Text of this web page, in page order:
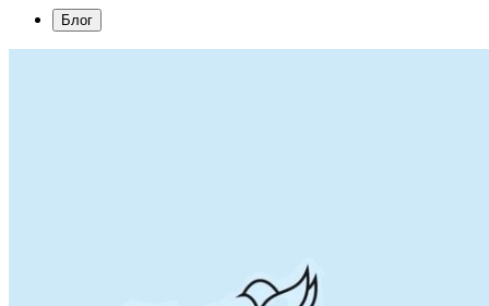
Блог